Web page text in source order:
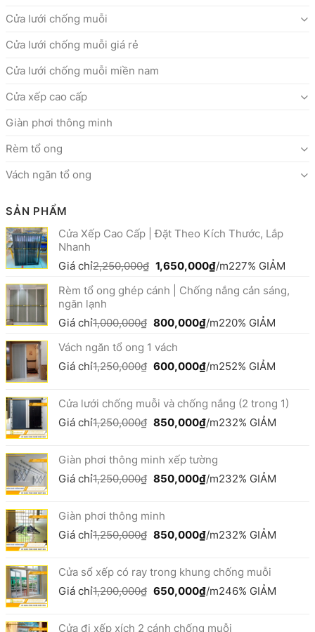
Cửa lưới chống muỗi
Cửa lưới chống muỗi giá rẻ
Cửa lưới chống muỗi miền nam
Cửa xếp cao cấp
Giàn phơi thông minh
Rèm tổ ong
Vách ngăn tổ ong
SẢN PHẨM
Cửa Xếp Cao Cấp | Đặt Theo Kích Thước, Lắp
Nhanh
Giá chỉ2,250,000₫ Giá
là:
1,650,000₫Giá
tại
1,650,000₫.
/m227% GIẢM
Rèm tổ ong ghép cánh | Chống nắng cản sáng,
ngăn lạnh
Giá chỉ1,000,000₫ Giá
là:
1,000,000₫.
800,000₫Giá
là:
800,000₫.
/m220% GIẢM
Vách ngăn tổ ong 1 vách
Giá chỉ1,250,000₫ Giá
1,250,000₫.
600,000₫Giá
là:
600,000₫.
/m252% GIẢM
Cửa lưới chống muỗi và chống nắng (2 trong 1)
Giá chỉ1,250,000₫ Giá
1,250,000₫.
850,000₫Giá
là:
850,000₫.
/m232% GIẢM
Giàn phơi thông minh xếp tường
Giá chỉ1,250,000₫ Giá
1,250,000₫.
850,000₫Giá
850,000₫.
/m232% GIẢM
Giàn phơi thông minh
Giá chỉ1,250,000₫ Giá
1,250,000₫.
850,000₫Giá
là:
850,000₫.
/m232% GIẢM
Cửa sổ xếp có ray trong khung chống muỗi
Giá chỉ1,200,000₫ Giá
650,000₫Giá
/m246% GIẢM
Cửa đi xếp xích 2 cánh chống muỗi